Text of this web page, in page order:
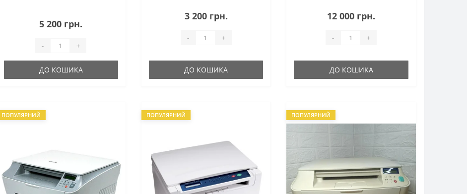
5 200 грн.
- +
ДО КОШИКА
3 200 грн.
- +
ДО КОШИКА
12 000 грн.
- +
ДО КОШИКА
ПОПУЛЯРНИЙ ПОПУЛЯРНИЙ ПОПУЛЯРНИЙ